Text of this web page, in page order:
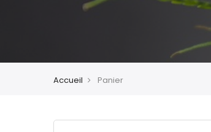
Accueil Panier